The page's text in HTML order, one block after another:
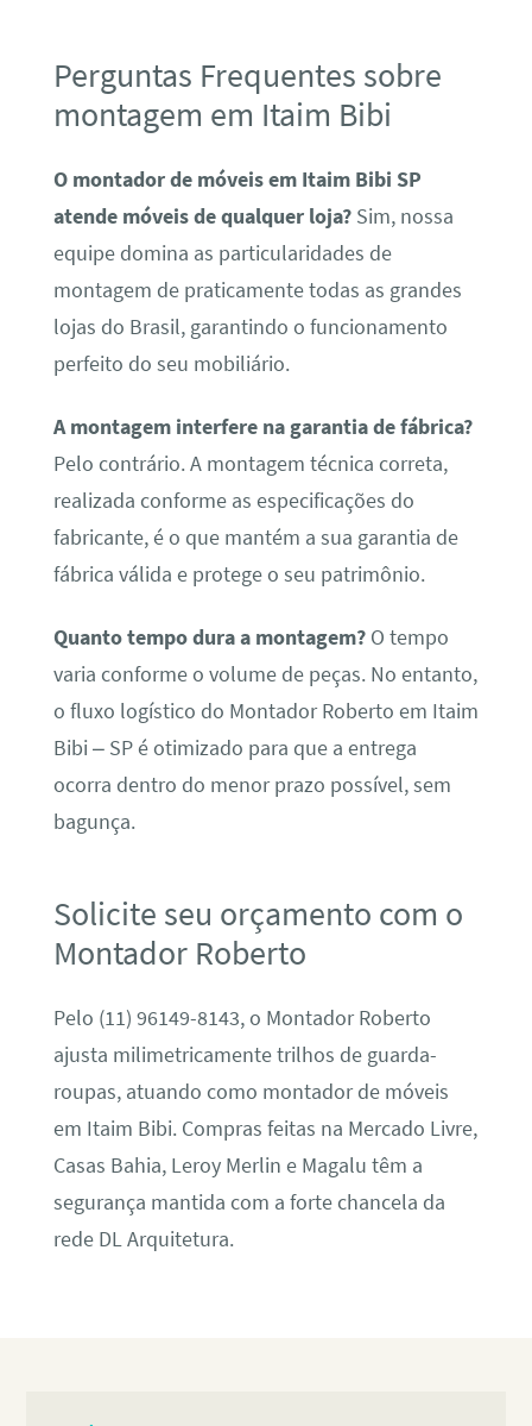
Perguntas Frequentes sobre
montagem em Itaim Bibi
O montador de móveis em Itaim Bibi SP
atende móveis de qualquer loja?Sim, nossa
equipe domina as particularidades de
montagem de praticamente todas as grandes
lojas do Brasil, garantindo o funcionamento
perfeito do seu mobiliário.
A montagem interfere na garantia de fábrica?
Pelo contrário. A montagem técnica correta,
realizada conforme as especificações do
fabricante, é o que mantém a sua garantia de
fábrica válida e protege o seu patrimônio.
Quanto tempo dura a montagem?O tempo
varia conforme o volume de peças. No entanto,
o fluxo logístico do Montador Roberto em Itaim
Bibi – SP é otimizado para que a entrega
ocorra dentro do menor prazo possível, sem
bagunça.
Solicite seu orçamento com o
Montador Roberto
Pelo (11) 96149-8143, o Montador Roberto
ajusta milimetricamente trilhos de guarda-
roupas, atuando como montador de móveis
em Itaim Bibi. Compras feitas na Mercado Livre,
Casas Bahia, Leroy Merlin e Magalu têm a
segurança mantida com a forte chancela da
rede DL Arquitetura.